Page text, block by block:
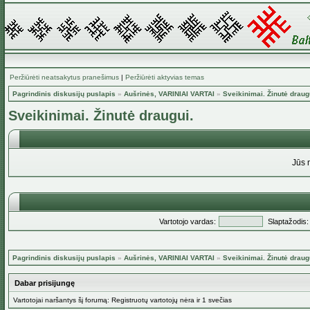
Peržiūrėti neatsakytus pranešimus | Peržiūrėti aktyvias temas
Pagrindinis diskusijų puslapis » Aušrinės, VARINIAI VARTAI » Sveikinimai. Žinutė
Sveikinimai. Žinutė draugui.
Jūs
Vartotojo vardas: Slaptažodis:
Pagrindinis diskusijų puslapis » Aušrinės, VARINIAI VARTAI » Sveikinimai. Žinutė
Dabar prisijungę
Vartotojai naršantys šį forumą: Registruotų vartotojų nėra ir 1 svečias